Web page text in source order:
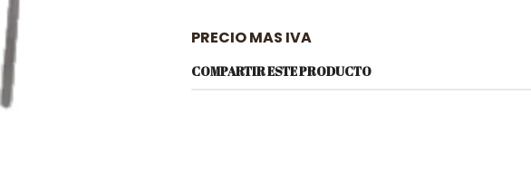
PRECIO MAS IVA
COMPARTIR ESTE PRODUCTO